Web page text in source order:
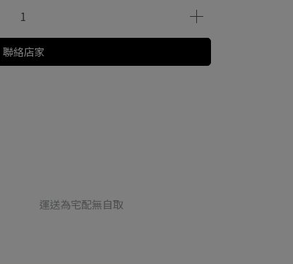
聯絡店家
運送為宅配無自取